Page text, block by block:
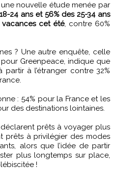
nouvelle étude menée par
24 ans et 56% des 25-34 ans
vacances cet été, contre 60%
? Une autre enquête, celle
Greenpeace, indique que
à l’étranger contre 32%
: 54% pour la France et les
des destinations lointaines.
prêts à voyager plus
prêts à privilégier des modes
alors que l’idée de partir
plus longtemps sur place,
!